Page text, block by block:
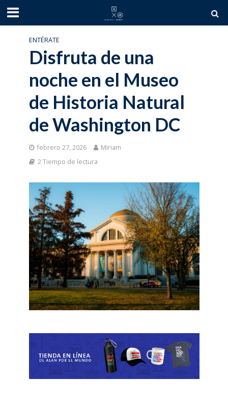
ENTÉRATE
Disfruta de una
noche en el Museo
de Historia Natural
de Washington DC
febrero 27, 2026
Miriam
2 Tiempo de lectura